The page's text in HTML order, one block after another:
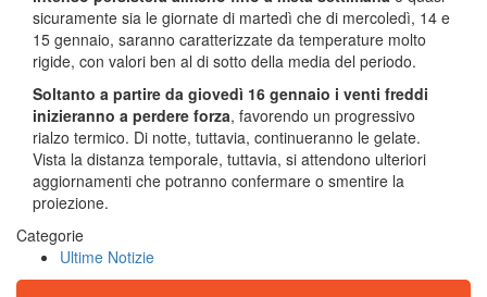
sicuramente sia le giornate di martedì che di mercoledì, 14 e
15 gennaio, saranno caratterizzate da temperature molto
rigide, con valori ben al di sotto della media del periodo.
Soltanto a partire da giovedì 16 gennaio i venti freddi
inizieranno a perdere forza, favorendo un progressivo
rialzo termico. Di notte, tuttavia, continueranno le gelate.
Vista la distanza temporale, tuttavia, si attendono ulteriori
aggiornamenti che potranno confermare o smentire la
proiezione.
Categorie
Ultime Notizie